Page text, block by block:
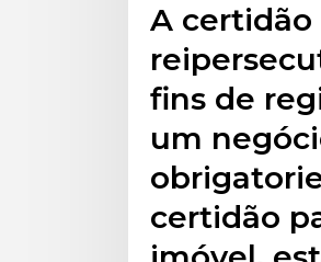
A certidão
fins de
um
certidão